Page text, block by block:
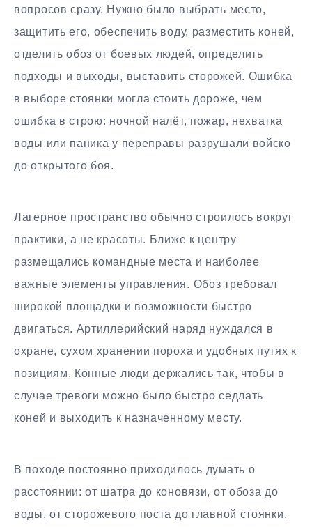
вопросов сразу. Нужно было выбрать место,
защитить его, обеспечить воду, разместить коней,
отделить обоз от боевых людей, определить
подходы и выходы, выставить сторожей. Ошибка
в выборе стоянки могла стоить дороже, чем
ошибка в строю: ночной налёт, пожар, нехватка
воды или паника у переправы разрушали войско
до открытого боя.
Лагерное пространство обычно строилось вокруг
практики, а не красоты. Ближе к центру
размещались командные места и наиболее
важные элементы управления. Обоз требовал
широкой площадки и возможности быстро
двигаться. Артиллерийский наряд нуждался в
охране, сухом хранении пороха и удобных путях к
позициям. Конные люди держались так, чтобы в
случае тревоги можно было быстро седлать
коней и выходить к назначенному месту.
В походе постоянно приходилось думать о
расстоянии: от шатра до коновязи, от обоза до
воды, от сторожевого поста до главной стоянки,